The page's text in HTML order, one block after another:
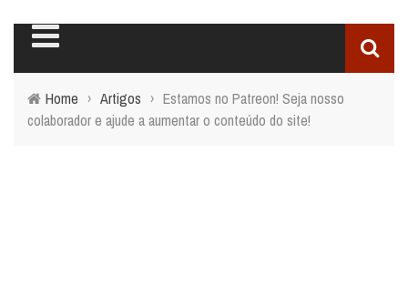
Home › Artigos › Estamos no Patreon! Seja nosso
colaborador e ajude a aumentar o conteúdo do site!